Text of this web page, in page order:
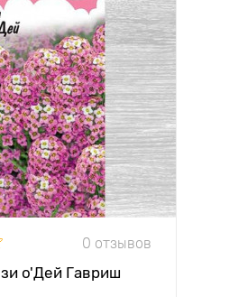
0 отзывов
о'Дей Гавриш